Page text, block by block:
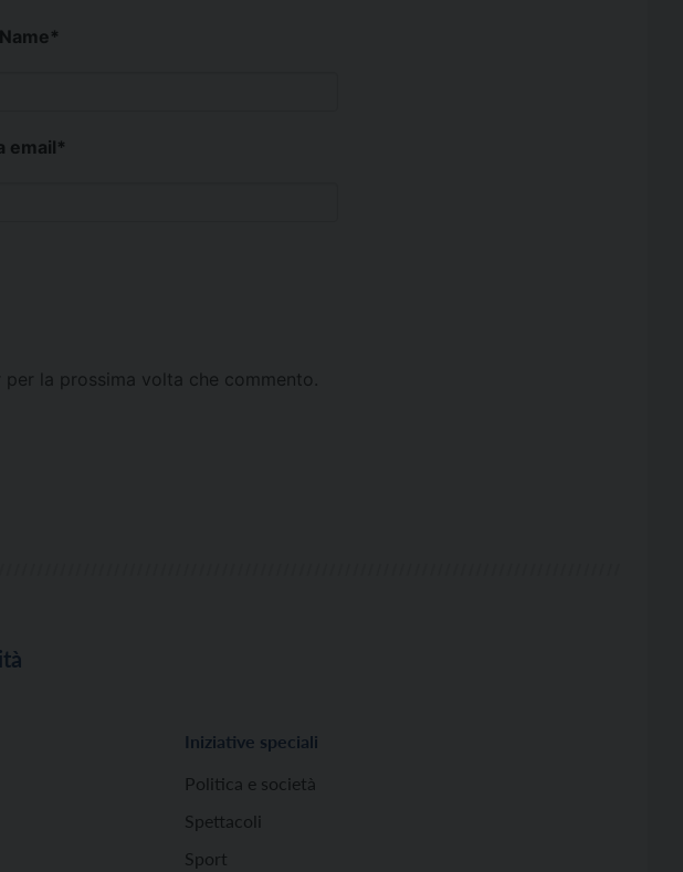
*
email*
la prossima volta che commento.
Iniziative speciali
Politica e società
Spettacoli
Sport